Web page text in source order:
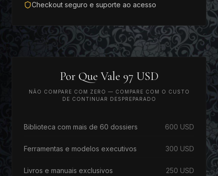
Checkout seguro e suporte ao acesso
Por Que Vale 97 USD
NÃO COMPARE COM ZERO — COMPARE COM O CUSTO
DE CONTINUAR DESPREPARADO
Biblioteca com mais de 60 dossiers 600 USD
Ferramentas e modelos executivos 300 USD
Livros e manuais exclusivos 250 USD